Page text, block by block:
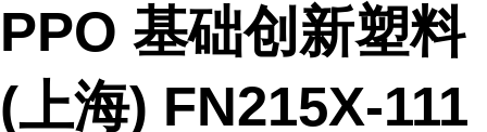
PPO 基础创新塑料
(上海) FN215X-111